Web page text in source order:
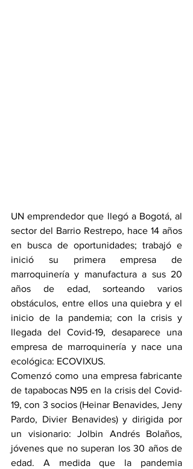
UN emprendedor que llegó a Bogotá, al
sector del Barrio Restrepo, hace 14 años
en busca de oportunidades; trabajó e
inició su primera empresa de
marroquinería y manufactura a sus 20
años de edad, sorteando varios
obstáculos, entre ellos una quiebra y el
inicio de la pandemia; con la crisis y
llegada del Covid-19, desaparece una
empresa de marroquinería y nace una
ecológica: ECOVIXUS.
Comenzó como una empresa fabricante
de tapabocas N95 en la crisis del Covid-
19, con 3 socios (Heinar Benavides, Jeny
Pardo, Divier Benavides) y dirigida por
un visionario: Jolbin Andrés Bolaños,
jóvenes que no superan los 30 años de
edad. A medida que la pandemia